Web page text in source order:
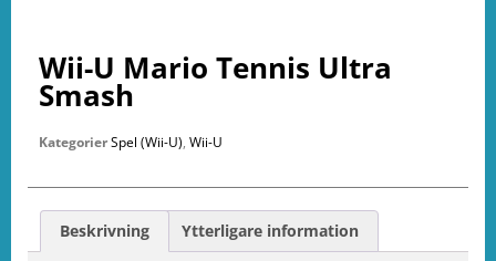
Wii-U Mario Tennis Ultra
Smash
KategorierSpel (Wii-U), Wii-U
Beskrivning Ytterligare information